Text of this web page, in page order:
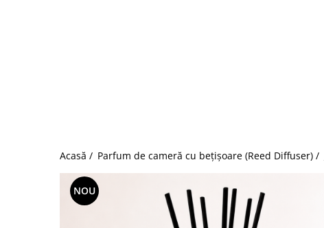
Acasă / Parfum de cameră cu bețișoare (Reed Diffuser) /
NOU